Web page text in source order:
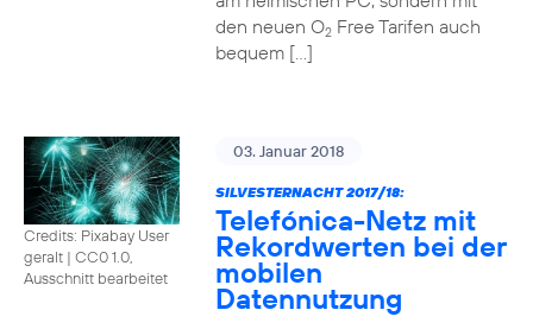
den neuen O2Free Tarifen auch
bequem […]
Credits: Pixabay User
geralt | CC0 1.0,
Ausschnitt bearbeitet
03. Januar 2018
SILVESTERNACHT 2017/18:
Telefónica-Netz mit
Rekordwerten bei der
mobilen
Datennutzung